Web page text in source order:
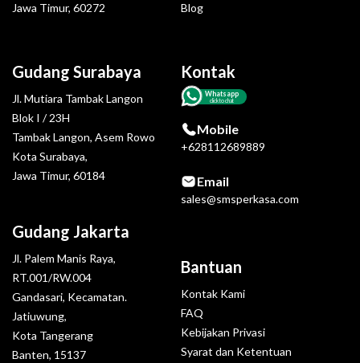
Gudang Surabaya
Jl. Mutiara Tambak Langon
Blok I / 23H
Tambak Langon, Asem Rowo
Kota Surabaya,
Jawa Timur, 60184
Gudang Jakarta
Jl. Palem Manis Raya,
RT.001/RW.004
Gandasari, Kecamatan.
Jatiuwung,
Kota Tangerang
Banten, 15137
Jawa Timur, 60272
Kontak
Whatsapp
click to chat
Mobile
+628112689889
Email
sales@smsperkasa.com
Blog
Bantuan
Kontak Kami
FAQ
Kebijakan Privasi
Syarat dan Ketentuan